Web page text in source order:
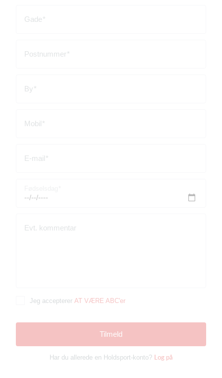
Gade
Postnummer
By
Mobil
E-mail
Evt. kommentar
Jeg accepterer AT VÆRE ABC'er
Tilmeld
Har du allerede en Holdsport-konto? Log på